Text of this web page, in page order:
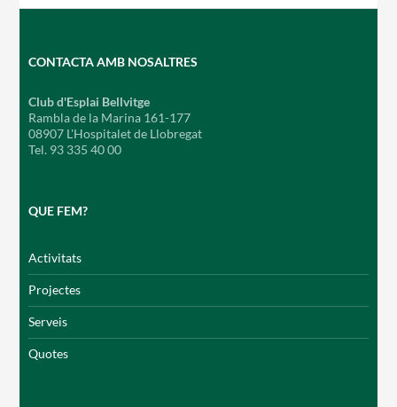
CONTACTA AMB NOSALTRES
Club d'Esplai Bellvitge
Rambla de la Marina 161-177
08907 L'Hospitalet de Llobregat
Tel. 93 335 40 00
QUE FEM?
Activitats
Projectes
Serveis
Quotes